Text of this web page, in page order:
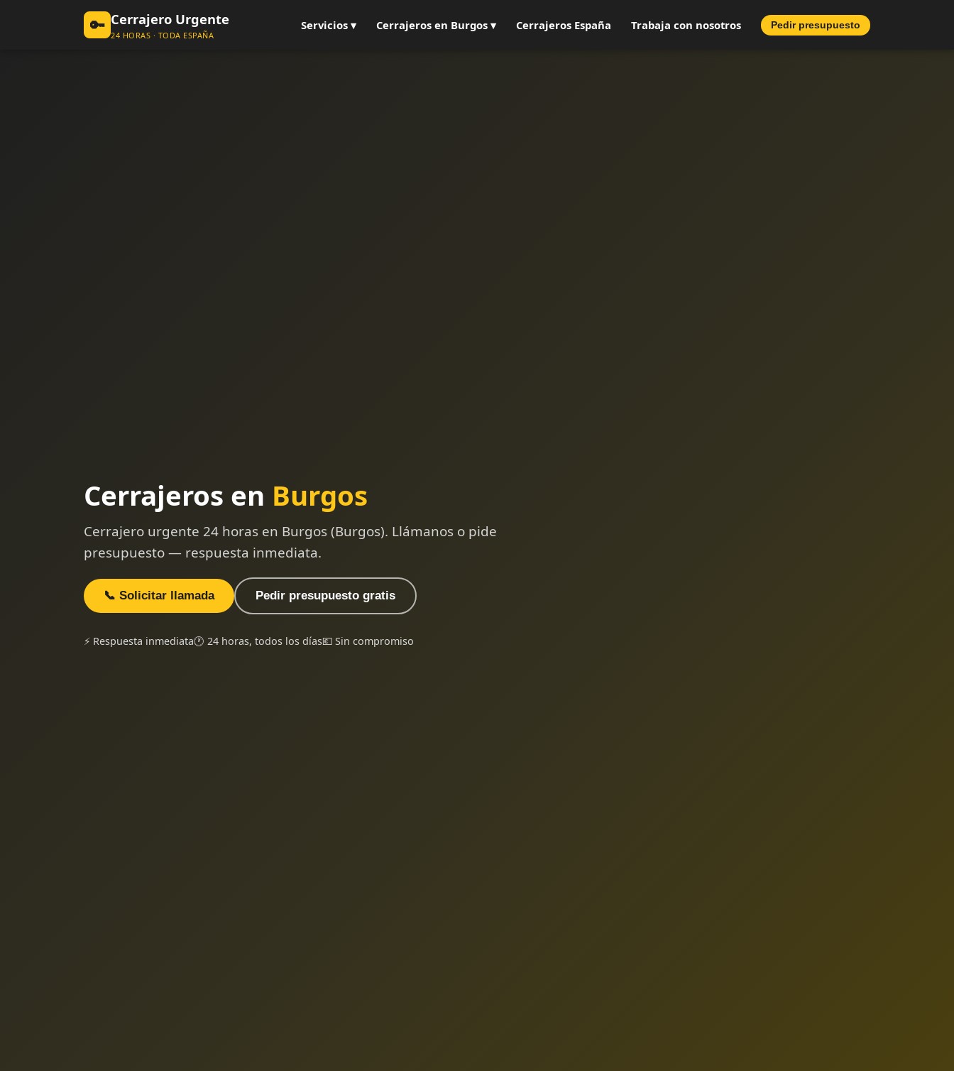
🔑 Cerrajero Urgente
24 HORAS · TODA ESPAÑA
Servicios ▾ Cerrajeros en Burgos ▾ Cerrajeros España Trabaja con nosotros Pedir presupuesto
Cerrajeros en Burgos
Cerrajero urgente 24 horas en Burgos (Burgos). Llámanos o pide
presupuesto — respuesta inmediata.
📞 Solicitar llamada Pedir presupuesto gratis
⚡ Respuesta inmediata🕐 24 horas, todos los días💶 Sin compromiso